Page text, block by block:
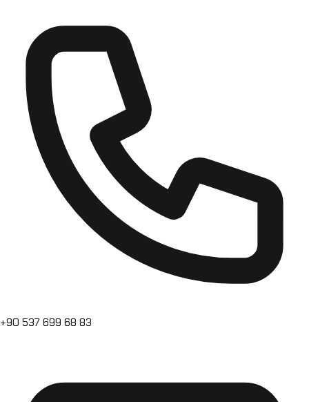
+90 537 699 68 83